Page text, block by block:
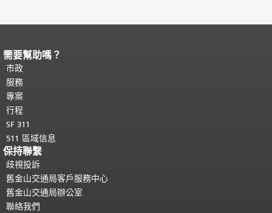
頁面內容結束。
都會重複顯示。
需要幫助嗎？
市政
服務
專案
行程
SF 311
511 區域信息
保持聯繫
歧視投訴
舊金山交通局客戶服務中心
舊金山交通局辦公室
聯絡我們